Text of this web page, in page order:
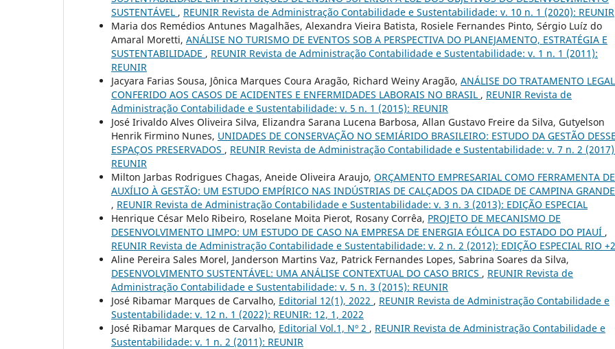
SUSTENTÁVEL , REUNIR Revista de Administração Contabilidade e Sustentabilidade: v. 10 n. 1 (2020): REUNIR
Maria dos Remédios Antunes Magalhães, Alexandra Vieira Batista, Rosiele Fernandes Pinto, Sérgio Luíz do
Amaral Moretti, ANÁLISE NO TURISMO DE EVENTOS SOB A PERSPECTIVA DO PLANEJAMENTO, ESTRATÉGIA E
SUSTENTABILIDADE , REUNIR Revista de Administração Contabilidade e Sustentabilidade: v. 1 n. 1 (2011):
REUNIR
Jacyara Farias Sousa, Jônica Marques Coura Aragão, Richard Weiny Aragão, ANÁLISE DO TRATAMENTO LEGAL
CONFERIDO AOS CASOS DE ACIDENTES E ENFERMIDADES LABORAIS NO BRASIL , REUNIR Revista de
Administração Contabilidade e Sustentabilidade: v. 5 n. 1 (2015): REUNIR
José Irivaldo Alves Oliveira Silva, Elizandra Sarana Lucena Barbosa, Allan Gustavo Freire da Silva, Gutyelson
Henrik Firmino Nunes, UNIDADES DE CONSERVAÇÃO NO SEMIÁRIDO BRASILEIRO: ESTUDO DA GESTÃO
ESPAÇOS PRESERVADOS , REUNIR Revista de Administração Contabilidade e Sustentabilidade: v. 7 n. 2
REUNIR
Milton Jarbas Rodrigues Chagas, Aneide Oliveira Araujo, ORÇAMENTO EMPRESARIAL COMO FERRAMENTA DE
AUXÍLIO À GESTÃO: UM ESTUDO EMPÍRICO NAS INDÚSTRIAS DE CALÇADOS DA CIDADE DE CAMPINA
, REUNIR Revista de Administração Contabilidade e Sustentabilidade: v. 3 n. 3 (2013): EDIÇÃO ESPECIAL
Henrique César Melo Ribeiro, Roselane Moita Pierot, Rosany Corrêa, PROJETO DE MECANISMO DE
DESENVOLVIMENTO LIMPO: UM ESTUDO DE CASO NA EMPRESA DE ENERGIA EÓLICA DO ESTADO DO PIAUÍ ,
REUNIR Revista de Administração Contabilidade e Sustentabilidade: v. 2 n. 2 (2012): EDIÇÃO ESPECIAL RIO
Aline Pereira Sales Morel, Janderson Martins Vaz, Patrick Fernandes Lopes, Sabrina Soares da Silva,
DESENVOLVIMENTO SUSTENTÁVEL: UMA ANÁLISE CONTEXTUAL DO CASO BRICS , REUNIR Revista de
Administração Contabilidade e Sustentabilidade: v. 5 n. 3 (2015): REUNIR
José Ribamar Marques de Carvalho, Editorial 12(1), 2022 , REUNIR Revista de Administração Contabilidade e
Sustentabilidade: v. 12 n. 1 (2022): REUNIR: 12, 1, 2022
José Ribamar Marques de Carvalho, Editorial Vol.1, Nº 2 , REUNIR Revista de Administração Contabilidade e
Sustentabilidade: v. 1 n. 2 (2011): REUNIR